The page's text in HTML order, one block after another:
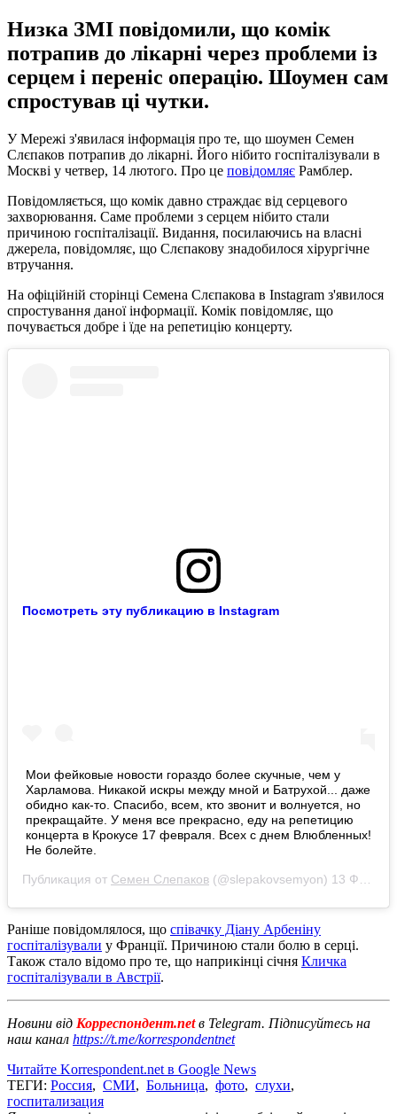
Низка ЗМІ повідомили, що комік
потрапив до лікарні через проблеми із
серцем і переніс операцію. Шоумен сам
спростував ці чутки.
У Мережі з'явилася інформація про те, що шоумен Семен
Слєпаков потрапив до лікарні. Його нібито госпіталізували в
Москві у четвер, 14 лютого. Про це повідомляє Рамблер.
Повідомляється, що комік давно страждає від серцевого
захворювання. Саме проблеми з серцем нібито стали
причиною госпіталізації. Видання, посилаючись на власні
джерела, повідомляє, що Слєпакову знадобилося хірургічне
втручання.
На офіційній сторінці Семена Слєпакова в Instagram з'явилося
спростування даної інформації. Комік повідомляє, що
почувається добре і їде на репетицію концерту.
Посмотреть эту публикацию в Instagram
Мои фейковые новости гораздо более скучные, чем у
Харламова. Никакой искры между мной и Батрухой... даже
обидно как-то. Спасибо, всем, кто звонит и волнуется, но
прекращайте. У меня все прекрасно, еду на репетицию
концерта в Крокусе 17 февраля. Всех с днем Влюбленных!
Не болейте.
Публикация от Семен Слепаков (@slepakovsemyon) 13 Фев 2019 в 10:28 PST
Раніше повідомлялося, що співачку Діану Арбеніну
госпіталізували у Франції. Причиною стали болю в серці.
Також стало відомо про те, що наприкінці січня Кличка
госпіталізували в Австрії.
Новини від Корреспондент.netв Telegram. Підписуйтесь на
наш канал https://t.me/korrespondentnet
Читайте Korrespondent.net в Google News
ТЕГИ: Россия, СМИ, Больница, фото, слухи,
госпитализация